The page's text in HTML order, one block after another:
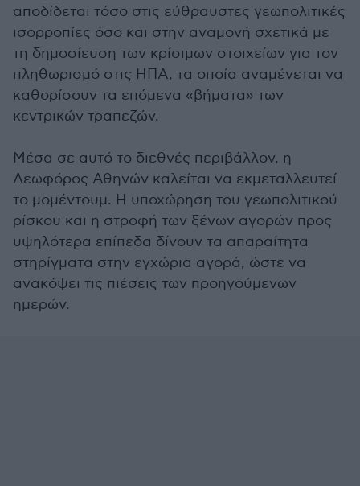
αποδίδεται τόσο στις εύθραυστες γεωπολιτικές
ισορροπίες όσο και στην αναμονή σχετικά με
τη δημοσίευση των κρίσιμων στοιχείων για τον
πληθωρισμό στις ΗΠΑ, τα οποία αναμένεται να
καθορίσουν τα επόμενα «βήματα» των
κεντρικών τραπεζών.
Μέσα σε αυτό το διεθνές περιβάλλον, η
Λεωφόρος Αθηνών καλείται να εκμεταλλευτεί
το μομέντουμ. Η υποχώρηση του γεωπολιτικού
ρίσκου και η στροφή των ξένων αγορών προς
υψηλότερα επίπεδα δίνουν τα απαραίτητα
στηρίγματα στην εγχώρια αγορά, ώστε να
ανακόψει τις πιέσεις των προηγούμενων
ημερών.